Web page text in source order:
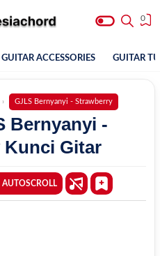
0
GUITAR ACCESSORIES GUITAR
GJLS Bernyanyi - Strawberry
Bernyanyi -
Kunci Gitar
AUTOSCROLL